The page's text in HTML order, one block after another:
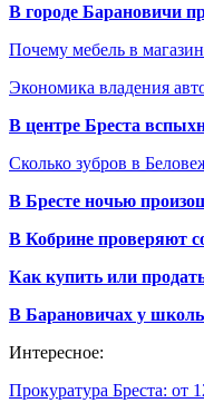
В городе Барановичи
Почему мебель в
Экономика владения
В центре Бреста
Сколько зубров в
В Бресте ночью
В Кобрине проверяют
Как купить или
В Барановичах у
Интересное:
Прокуратура Бреста: от